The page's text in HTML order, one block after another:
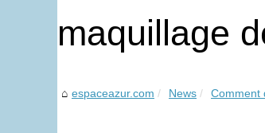
maquillage
espaceazur.com News Comment